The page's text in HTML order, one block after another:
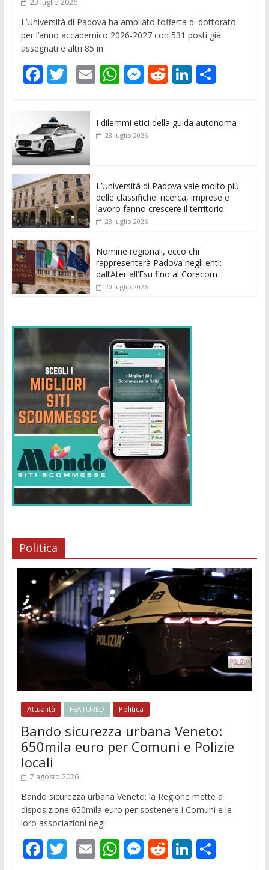
23 luglio 2026
L’Università di Padova ha ampliato l’offerta di dottorato
per l’anno accademico 2026-2027 con 531 posti già
assegnati e altri 85 in
F
e
b
o
o
k
T
itt
er
E
ai
l
W
s
p
M
ss
e
er
R
di
Li
e
C
di
I dilemmi etici della guida autonoma
23 luglio 2026
L’Università di Padova vale molto più
delle classifiche: ricerca, imprese e
lavoro fanno crescere il territorio
23 luglio 2026
Nomine regionali, ecco chi
rappresenterà Padova negli enti:
dall’Ater all’Esu fino al Corecom
20 luglio 2026
Politica
Attualità FEATURED Politica
Bando sicurezza urbana Veneto:
650mila euro per Comuni e Polizie
locali
7 agosto 2026
Bando sicurezza urbana Veneto: la Regione mette a
disposizione 650mila euro per sostenere i Comuni e le
loro associazioni negli
F T E W M R Li C